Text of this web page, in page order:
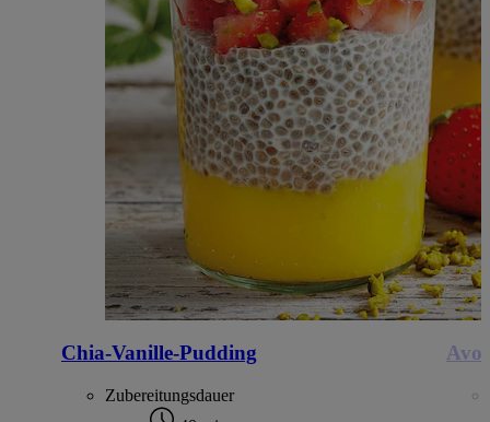
Chia-Vanille-Pudding
Zubereitungsdauer